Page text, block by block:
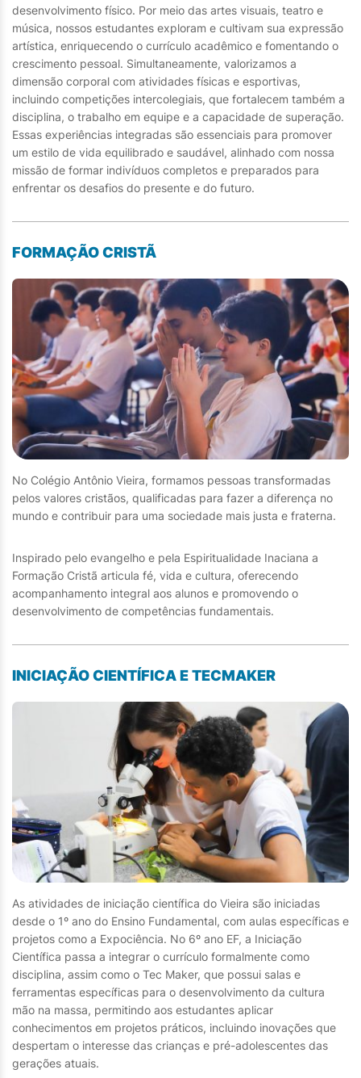
desenvolvimento físico. Por meio das artes visuais, teatro e
música, nossos estudantes exploram e cultivam sua expressão
artística, enriquecendo o currículo acadêmico e fomentando o
crescimento pessoal. Simultaneamente, valorizamos a
dimensão corporal com atividades físicas e esportivas,
incluindo competições intercolegiais, que fortalecem também a
disciplina, o trabalho em equipe e a capacidade de superação.
Essas experiências integradas são essenciais para promover
um estilo de vida equilibrado e saudável, alinhado com nossa
missão de formar indivíduos completos e preparados para
enfrentar os desafios do presente e do futuro.
FORMAÇÃO CRISTÃ
No Colégio Antônio Vieira, formamos pessoas transformadas
pelos valores cristãos, qualificadas para fazer a diferença no
mundo e contribuir para uma sociedade mais justa e fraterna.
Inspirado pelo evangelho e pela Espiritualidade Inaciana a
Formação Cristã articula fé, vida e cultura, oferecendo
acompanhamento integral aos alunos e promovendo o
desenvolvimento de competências fundamentais.
INICIAÇÃO CIENTÍFICA E TECMAKER
As atividades de iniciação científica do Vieira são iniciadas
desde o 1º ano do Ensino Fundamental, com aulas específicas e
projetos como a Expociência. No 6º ano EF, a Iniciação
Científica passa a integrar o currículo formalmente como
disciplina, assim como o Tec Maker, que possui salas e
ferramentas específicas para o desenvolvimento da cultura
mão na massa, permitindo aos estudantes aplicar
conhecimentos em projetos práticos, incluindo inovações que
despertam o interesse das crianças e pré-adolescentes das
gerações atuais.